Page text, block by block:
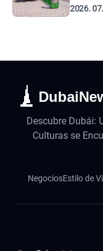
2026.
Descubre Dubái:
Culturas se
NegociosEstilo de